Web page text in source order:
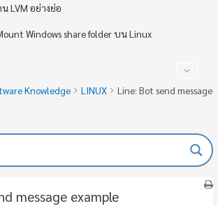
น LVM อย่างย่อ
Windows share folder บน Linux
Knowledge LINUX
Line: Bot send message
message example